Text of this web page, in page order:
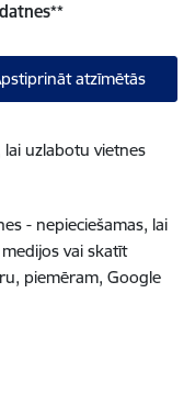
**
atzīmētās
lai uzlabotu vietnes
- nepieciešamas, lai
vai skatīt
piemēram, Google